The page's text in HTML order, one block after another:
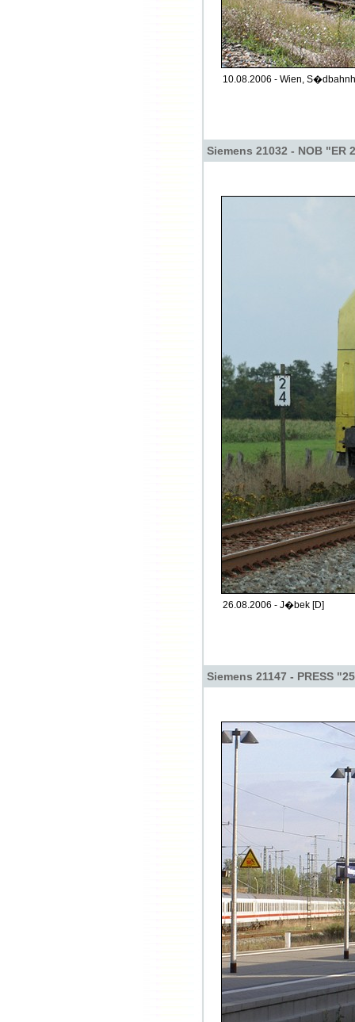
10.08.2006 - Wien,
Siemens 21032 - NOB "ER
26.08.2006 - J�bek [D]
Siemens 21147 - PRESS